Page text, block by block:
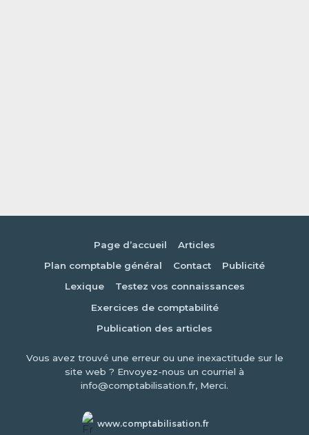
Page d’accueil
Articles
Plan comptable général
Contact
Publicité
Lexique
Testez vos connaissances
Exercices de comptabilité
Publication des articles
Vous avez trouvé une erreur ou une inexactitude sur le
site web ? Envoyez-nous un courriel à
info@comptabilisation.fr, Merci.
www.comptabilisation.fr